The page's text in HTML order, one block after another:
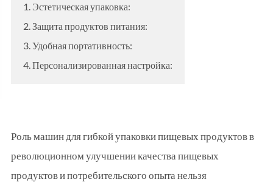
1. Эстетическая упаковка:
2. Защита продуктов питания:
3. Удобная портативность:
4. Персонализированная настройка:
Роль машин для гибкой упаковки пищевых продуктов в
революционном улучшении качества пищевых
продуктов и потребительского опыта нельзя